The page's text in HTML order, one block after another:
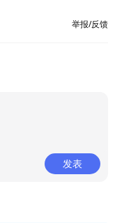
举报/反馈
发表